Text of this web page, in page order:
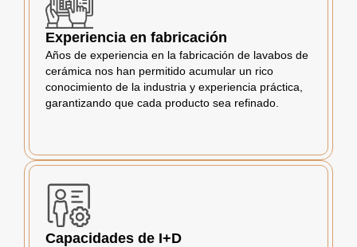
Experiencia en fabricación
Años de experiencia en la fabricación de lavabos de
cerámica nos han permitido acumular un rico
conocimiento de la industria y experiencia práctica,
garantizando que cada producto sea refinado.
Capacidades de I+D